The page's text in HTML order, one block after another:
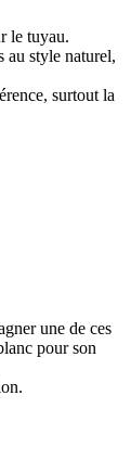
le tuyau.
au style naturel,
surtout la
une de ces
pour son